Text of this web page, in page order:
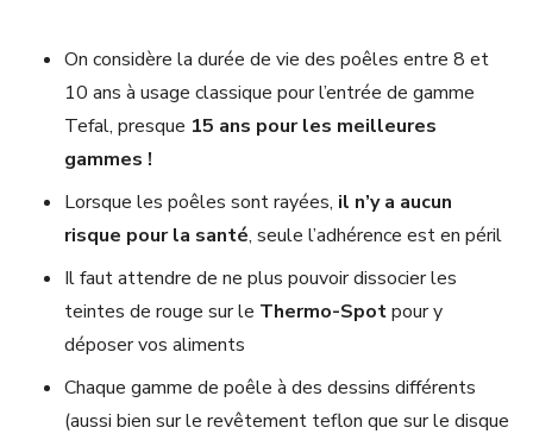
On considère la durée de vie des poêles entre 8 et
10 ans à usage classique pour l’entrée de gamme
Tefal, presque 15 ans pour les meilleures
gammes !
Lorsque les poêles sont rayées, il n’y a aucun
risque pour la santé, seule l’adhérence est en péril
Il faut attendre de ne plus pouvoir dissocier les
teintes de rouge sur le Thermo-Spotpour y
déposer vos aliments
Chaque gamme de poêle à des dessins différents
(aussi bien sur le revêtement teflon que sur le disque